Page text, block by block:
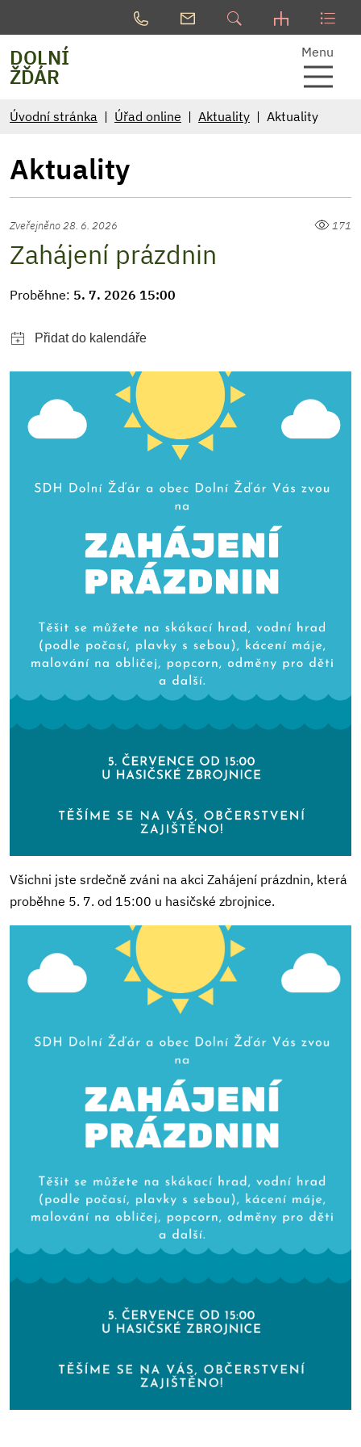
DOLNÍ
ŽĎÁR
Menu
Úvodní stránka Úřad online Aktuality Aktuality
Aktuality
Zveřejněno 28. 6. 2026 171
Zahájení prázdnin
Proběhne: 5. 7. 2026 15:00
Všichni jste srdečně zváni na akci Zahájení prázdnin, která
proběhne 5. 7. od 15:00 u hasičské zbrojnice.